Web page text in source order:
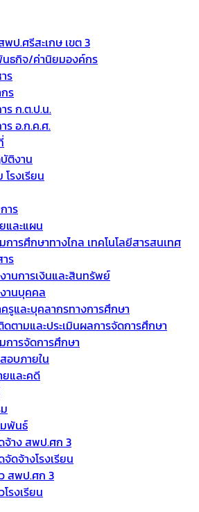
พป.ศรีสะเกษ เขต 3
ธกิจ/ค่านิยมองค์กร
ร
ร
ร ก.ต.ป.น.
ร อ.ก.ค.ศ.
ติงาน
โรงเรียน
าร
และแผน
ารศึกษาทางไกล เทคโนโลยีสารสนเทศ
ร
านการเงินและสินทรัพย์
านบุคคล
และบุคลากรทางการศึกษา
ตามและประเมินผลการจัดการศึกษา
การจัดการศึกษา
อบภายใน
และคดี
มพันธ์
จ้าง สพป.ศก 3
ดจ้างโรงเรียน
สพป.ศก 3
รงเรียน